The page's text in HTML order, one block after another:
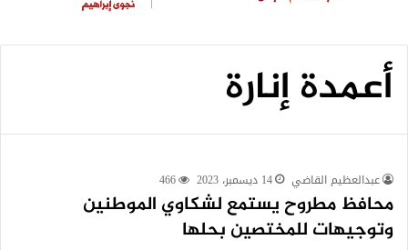
أعمدة إنارة
عبدالعظيم القاضي 14 ديسمبر، 2023 466
محافظ مطروح يستمع لشكاوي الموطنين
وتوجيهات للمختصين بحلها